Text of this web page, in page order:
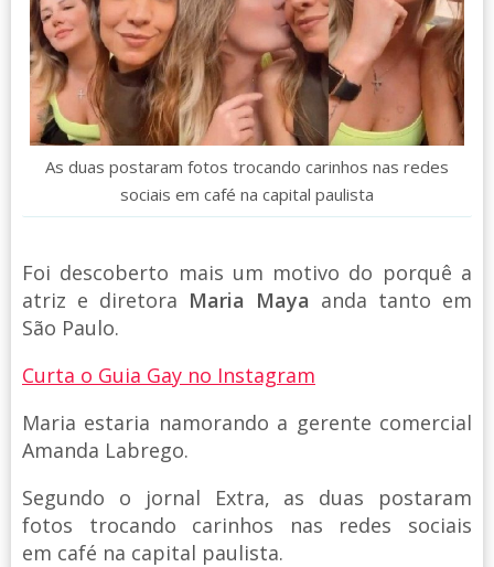
As duas postaram fotos trocando carinhos nas redes
sociais em café na capital paulista
Foi descoberto mais um motivo do porquê a
atriz e diretora Maria Maya anda tanto em
São Paulo.
Curta o Guia Gay no Instagram
Maria estaria namorando a gerente comercial
Amanda Labrego.
Segundo o jornal Extra, as duas postaram
fotos trocando carinhos nas redes sociais
em café na capital paulista.